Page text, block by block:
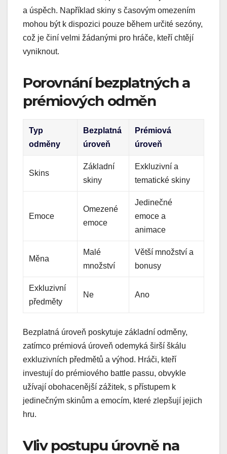
a úspěch. Například skiny s časovým omezením
mohou být k dispozici pouze během určité sezóny,
což je činí velmi žádanými pro hráče, kteří chtějí
vyniknout.
Porovnání bezplatných a
prémiových odměn
Typ
odměny
Bezplatná
úroveň
Prémiová
úroveň
Skins
Základní
skiny
Exkluzivní a
tematické skiny
Emoce
Omezené
emoce
Jedinečné
emoce a
animace
Měna
Malé
množství
Větší množství a
bonusy
Exkluzivní
předměty
Ne Ano
Bezplatná úroveň poskytuje základní odměny,
zatímco prémiová úroveň odemyká širší škálu
exkluzivních předmětů a výhod. Hráči, kteří
investují do prémiového battle passu, obvykle
užívají obohacenější zážitek, s přístupem k
jedinečným skinům a emocím, které zlepšují jejich
hru.
Vliv postupu úrovně na